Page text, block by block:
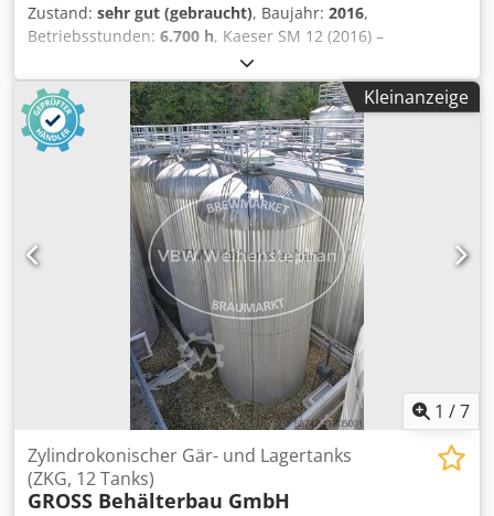
Zustand: sehr gut (gebraucht), Baujahr: 2016,
Betriebsstunden: 6.700 h, Kaeser SM 12 (2016) –
Schraubenkompressor in sehr gutem Zustand Zum Verkauf
steht ein Kaeser SM 12 Schraubenkompressor aus dem
Jahr 2016 in sehr gutem, gepflegtem Zustand.
Zuverlässiger, leiser und energieeffizienter Kompressor –
ideal für Werkstätten, Druckereien oder
Produktionsbetriebe. Djdpexprwkefx Alasck Technische
Daten: Hersteller: Kaeser Kompressoren Modell: SM 12
Baujahr: 2016 Motorleistung: 7,5 kW Liefermenge: ca. 1,1 –
1,3 m³/min (je nach Druckstufe) Betriebsdruck: 8 / 10 bar
Spannung: 400 V / 50 Hz Integrierter Kaeser Sigma Control
Basic Geräuscharmer Betrieb, kompakte Bauweise
Kleinanzeige
1 /7
Zylindrokonischer Gär- und Lagertanks
(ZKG, 12 Tanks)
GROSS Behälterbau GmbH